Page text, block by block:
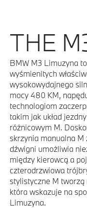
THE
BMW M3 Limuzyna
wyśmienitych
wysokowydajnego
mocy 480 KM,
technologiom
takim jak układ
różnicowym M.
skrzynia manualna
dźwigni umożliwia
między kierowcą a
czterodrzwiowa
stylistyczne M
która wskazuje na
Limuzyna.